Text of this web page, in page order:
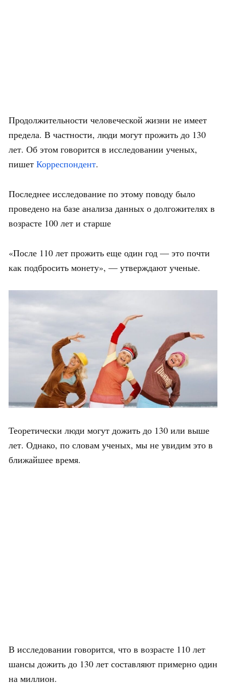
Продолжительности человеческой жизни не имеет
предела. В частности, люди могут прожить до 130
лет. Об этом говорится в исследовании ученых,
пишет Корреспондент.
Последнее исследование по этому поводу было
проведено на базе анализа данных о долгожителях в
возрасте 100 лет и старше
«После 110 лет прожить еще один год — это почти
как подбросить монету», — утверждают ученые.
Теоретически люди могут дожить до 130 или выше
лет. Однако, по словам ученых, мы не увидим это в
ближайшее время.
В исследовании говорится, что в возрасте 110 лет
шансы дожить до 130 лет составляют примерно один
на миллион.